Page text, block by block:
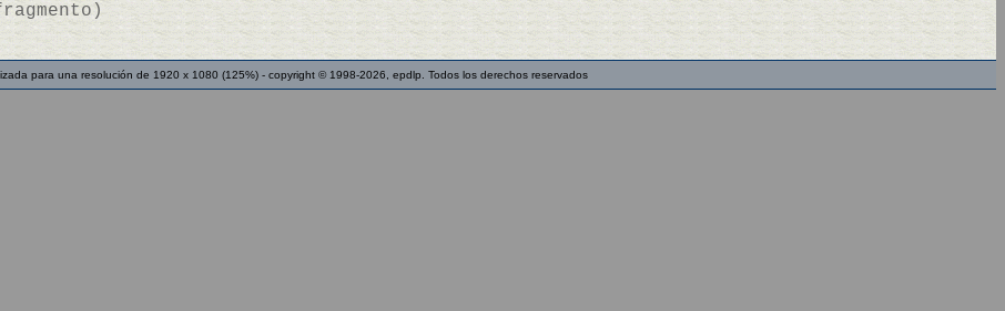
para una resolución de 1920 x 1080 (125%) - copyright © 1998-2026, epdlp. Todos los derechos reservados